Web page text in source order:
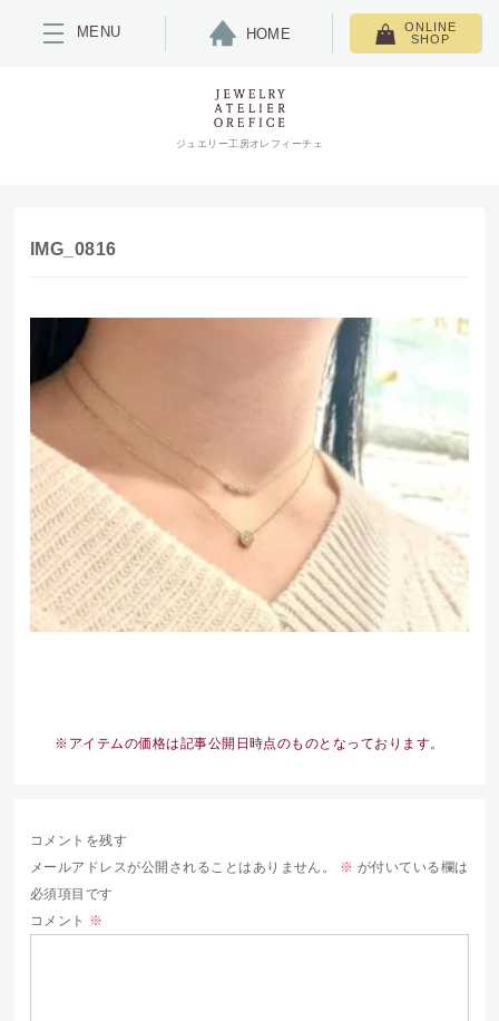
MENU HOME
ONLINE
SHOP
ジュエリー工房オレフィーチェ
IMG_0816
※アイテムの価格は記事公開日時点のものとなっております。
コメントを残す
メールアドレスが公開されることはありません。
※ が付いている欄は
必須項目です
コメント ※